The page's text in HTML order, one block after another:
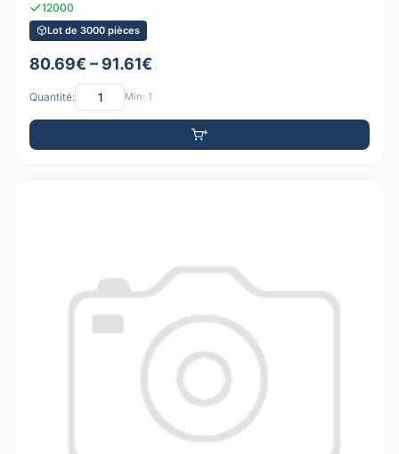
12000
Lot de 3000 pièces
80.69€ – 91.61€
Quantité: Min: 1